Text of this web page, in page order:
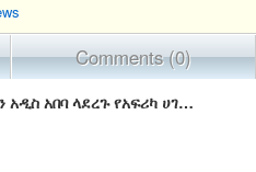
Comments (0)
ተቀማጭነታቸውን አዲስ አበባ ላደረጉ የአፍሪካ ሀገራት አምባሳደሮች በህዳሴ ግድብ ዙሪያ ገለፃ ተደረገ